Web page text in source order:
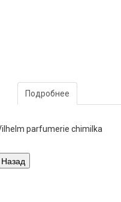
Подробнее
parfumerie chimilka